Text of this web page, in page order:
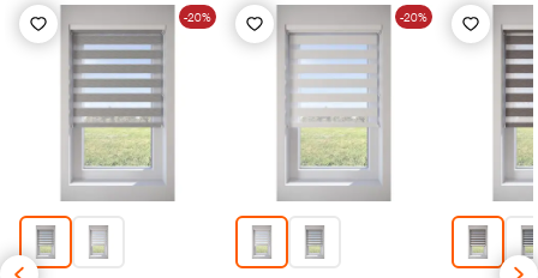
kan aanpassen, bekijk hiervoor onze
cookieverklaring.
-20% -20%